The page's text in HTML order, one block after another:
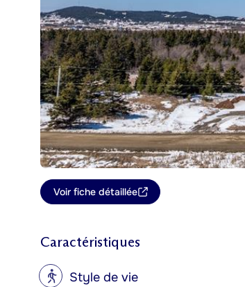
Voir fiche détaillée
Caractéristiques
? Style de vie